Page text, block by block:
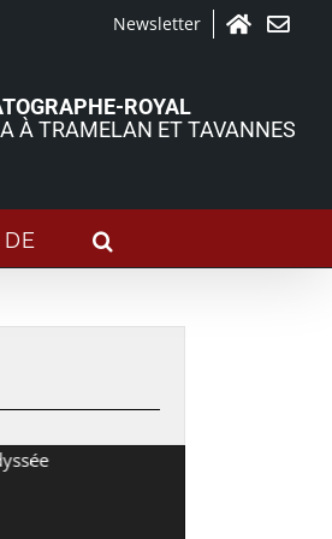
Newsletter
ROYAL
À TRAMELAN ET TAVANNES